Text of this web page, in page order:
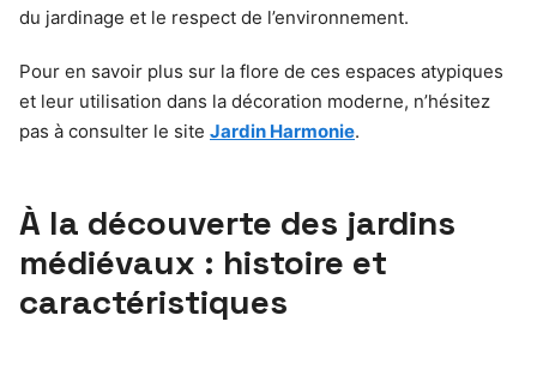
du jardinage et le respect de l’environnement.
Pour en savoir plus sur la flore de ces espaces atypiques
et leur utilisation dans la décoration moderne, n’hésitez
pas à consulter le site Jardin Harmonie.
À la découverte des jardins
médiévaux : histoire et
caractéristiques